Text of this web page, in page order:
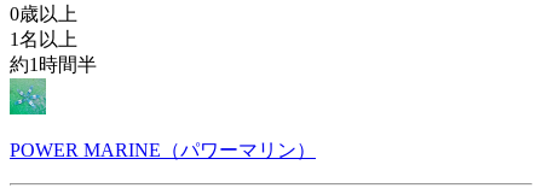
0歳以上
1名以上
約1時間半
POWER MARINE（パワーマリン）